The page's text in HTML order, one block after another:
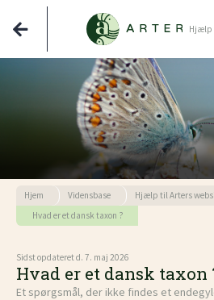
Hjælp
Hjem Vidensbase Hjælp til Arters
Hvad er et dansk taxon ?
Sidst opdateret d. 7. maj 2026
Hvad er et dansk taxon
Et spørgsmål, der ikke findes et